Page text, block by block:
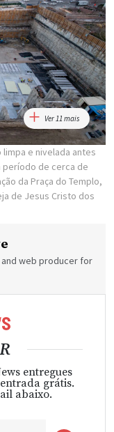
Ver 11 mais
e nivelada antes
de cerca de
da Praça do Templo,
de Jesus Cristo dos
web producer for
entregues
grátis.
abaixo.